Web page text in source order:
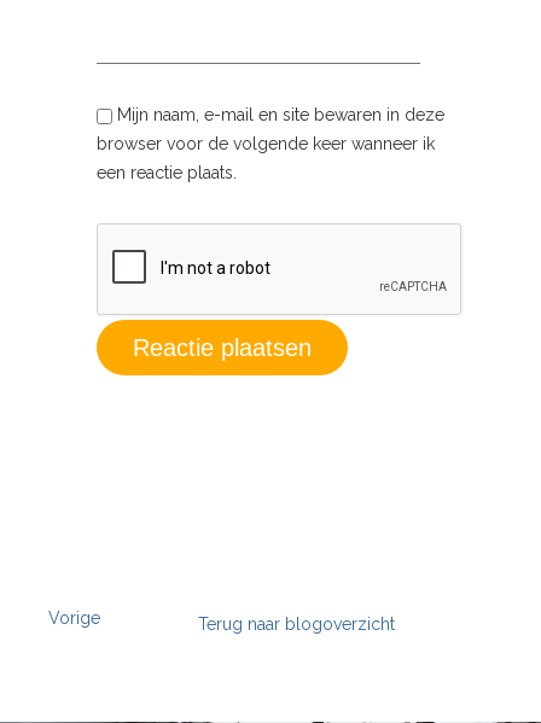
Mijn naam, e-mail en site bewaren in deze
browser voor de volgende keer wanneer ik
een reactie plaats.
Vorige Terug naar blogoverzicht